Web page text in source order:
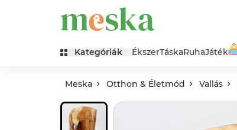
Kategóriák ÉkszerTáskaRuhaJáték
Meska Otthon & Életmód Vallás